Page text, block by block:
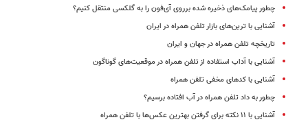
چطور پیامک‌های ذخیره شده برروی آی‌فون را به گلکسی منتقل کنیم؟
آشنایی با ترین‌های بازار تلفن همراه در ایران
تاریخچه تلفن همراه در جهان و ایران
آشنایی با آداب استفاده از تلفن‌ همراه در موقعیت‌های گوناگون
آشنایی با کدهای مخفی تلفن همراه
چطور به داد تلفن‌ همراه در آب افتاده برسیم؟
آشنایی با ۱۱ نکته برای گرفتن بهترین عکس‌ها با تلفن همراه